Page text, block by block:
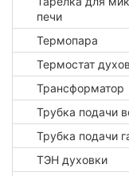
печи
Термопара
Термостат
Трансформатор
Трубка подачи
Трубка подачи
ТЭН духовки